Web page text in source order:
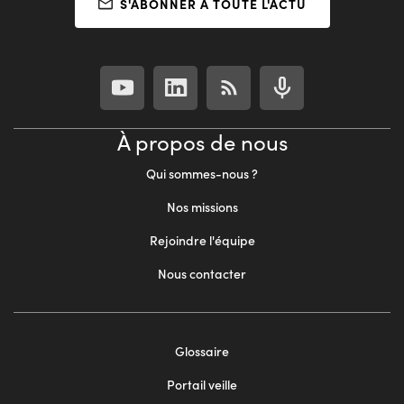
À propos de nous
Qui sommes-nous ?
Nos missions
Rejoindre l'équipe
Nous contacter
Glossaire
Portail veille